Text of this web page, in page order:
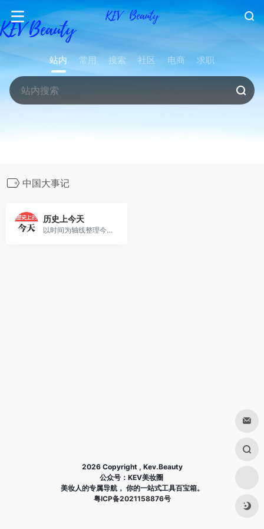
站内 常用 搜索 社区 电商 求职
中国大事记
历史上今天
以时间为轴线整理今日历史上的今天发生的重大新闻、中国大事记、世界历史大事年表、历史大事件等。通过历史上今天查阅历史事件记录，回忆英雄人物事迹，回顾历史长河借古鉴今。
2026 Copyright , Kev.Beauty
公众号：KEV美妆圈
美妆人的专属导航， 你的一站式工具百宝箱。
粤ICP备2021158876号